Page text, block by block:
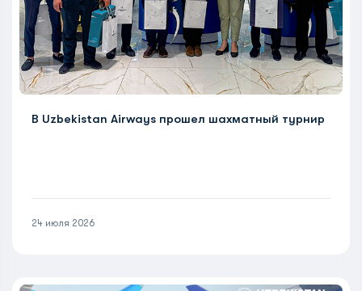
В Uzbekistan Airways прошел шахматный турнир
24 июля 2026